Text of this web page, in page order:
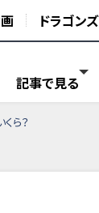
ドラゴンズ
記事で見る
ら？